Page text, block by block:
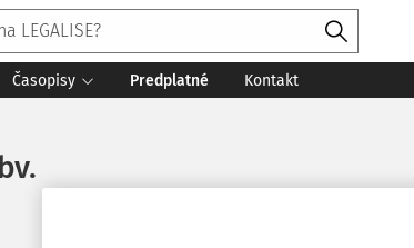
Časopisy Predplatné Kontakt